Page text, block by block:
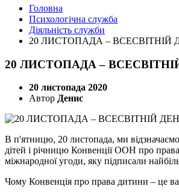
Головна
Психологічна служба
Діяльність служби
20 ЛИСТОПАДА – ВСЕСВІТНІЙ
20 ЛИСТОПАДА –
20 листопада 2020
Автор Денис
В п'ятницю, 20 листопада, ми відзначаємо
дітей і річницю Конвенції ООН про
міжнародної угоди, яку підписали
Чому Конвенція про права дитини – це